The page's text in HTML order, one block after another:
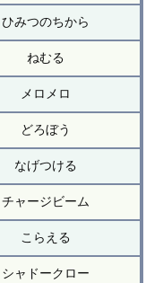
ひみつのちから
ねむる
メロメロ
どろぼう
なげつける
チャージビーム
こらえる
シャドークロー